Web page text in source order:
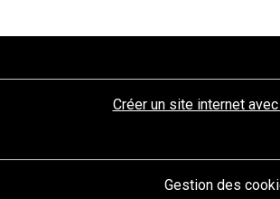
Créer un site internet
Gestion des